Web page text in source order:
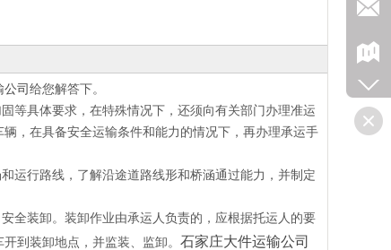
司 给您解答下。
等具体要求，在特殊情况下，还须向有关部门办理准运
，在具备安全运输条件和能力的情况下，再办理承运手
运行路线，了解沿途道路线形和桥涵通过能力，并制定
全装卸。装卸作业由承运人负责的，应根据托运人的要
到装卸地点，并监装、监卸。 石家庄大件运输公司